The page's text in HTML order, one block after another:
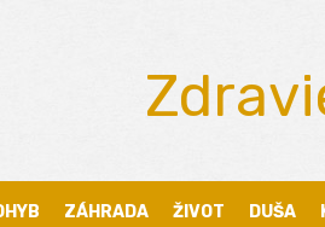
ZÁHRADA ŽIVOT DUŠA